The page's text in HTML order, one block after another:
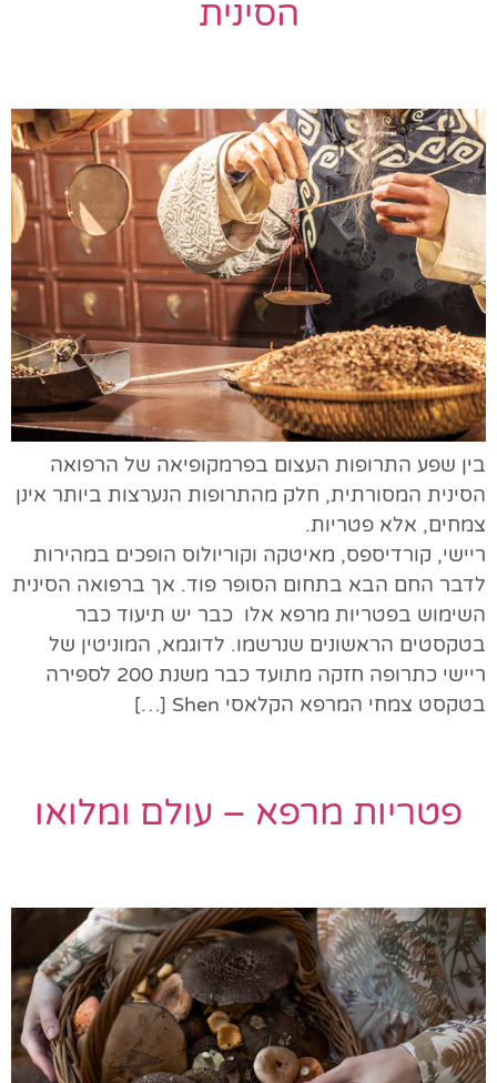
הסינית
בין שפע התרופות העצום בפרמקופיאה של הרפואה
הסינית המסורתית, חלק מהתרופות הנערצות ביותר אינן
צמחים, אלא פטריות.
ריישי, קורדיספס, מאיטקה וקוריולוס הופכים במהירות
לדבר החם הבא בתחום הסופר פוד. אך ברפואה הסינית
השימוש בפטריות מרפא אלו כבר יש תיעוד כבר
בטקסטים הראשונים שנרשמו. לדוגמא, המוניטין של
ריישי כתרופה חזקה מתועד כבר משנת 200 לספירה
בטקסט צמחי המרפא הקלאסי Shen […]
פטריות מרפא – עולם ומלואו